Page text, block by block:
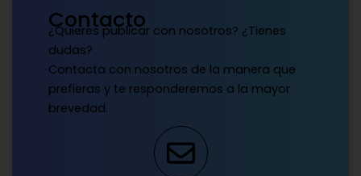
Contacto
¿Quieres publicar con nosotros? ¿Tienes
dudas?
Contacta con nosotros de la manera que
prefieras y te responderemos a la mayor
brevedad.